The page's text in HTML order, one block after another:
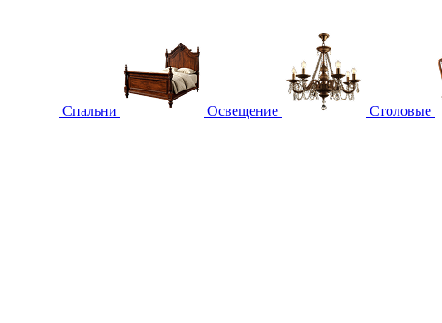
Спальни Освещение Столовые